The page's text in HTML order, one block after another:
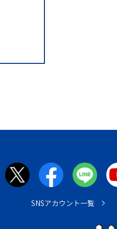
SNSアカウント一覧